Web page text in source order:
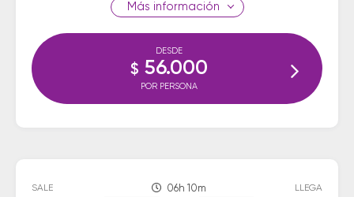
información
DESDE
$ 56.000
POR PERSONA
SALE 06h 10m LLEGA